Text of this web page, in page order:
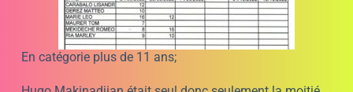
Belle prestation de Hugo
Classement Challenge JB EMERIC après 2